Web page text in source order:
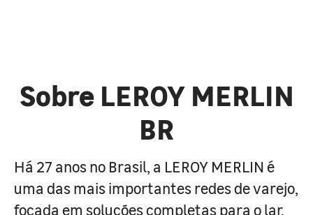
Sobre LEROY MERLIN
BR
Há 27 anos no Brasil, a LEROY MERLIN é
uma das mais importantes redes de varejo,
focada em soluções completas para o lar.